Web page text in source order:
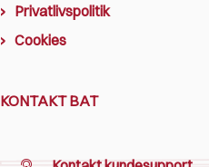
Privatlivspolitik
Cookies
KONTAKT BAT